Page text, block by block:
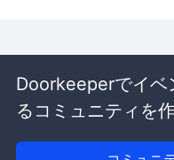
Doorkeeperでイベ
るコミュニティを